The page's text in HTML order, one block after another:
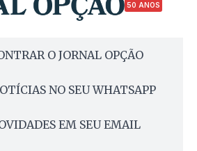
50 ANOS
O JORNAL OPÇÃO
NO SEU WHATSAPP
EM SEU EMAIL